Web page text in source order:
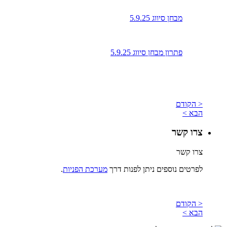
מבחן סיווג 5.9.25
פתרון מבחן סיווג 5.9.25
< הקודם
הבא >
צרו קשר
צרו קשר
לפרטים נוספים ניתן לפנות דרך מערכת הפניות.
< הקודם
הבא >